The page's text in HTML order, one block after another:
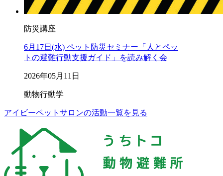
防災講座
6月17日(水) ペット防災セミナー「人とペッ
トの避難行動支援ガイド」を読み解く会
2026年05月11日
動物行動学
アイビーペットサロンの活動一覧を見る